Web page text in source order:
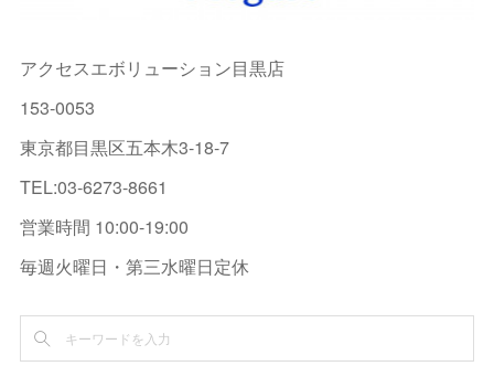
アクセスエボリューション目黒店
153-0053
東京都目黒区五本木3-18-7
TEL:03-6273-8661
営業時間 10:00-19:00
毎週火曜日・第三水曜日定休